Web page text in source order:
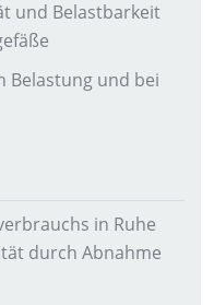
und Belastbarkeit
Belastung und bei
in Ruhe
durch Abnahme